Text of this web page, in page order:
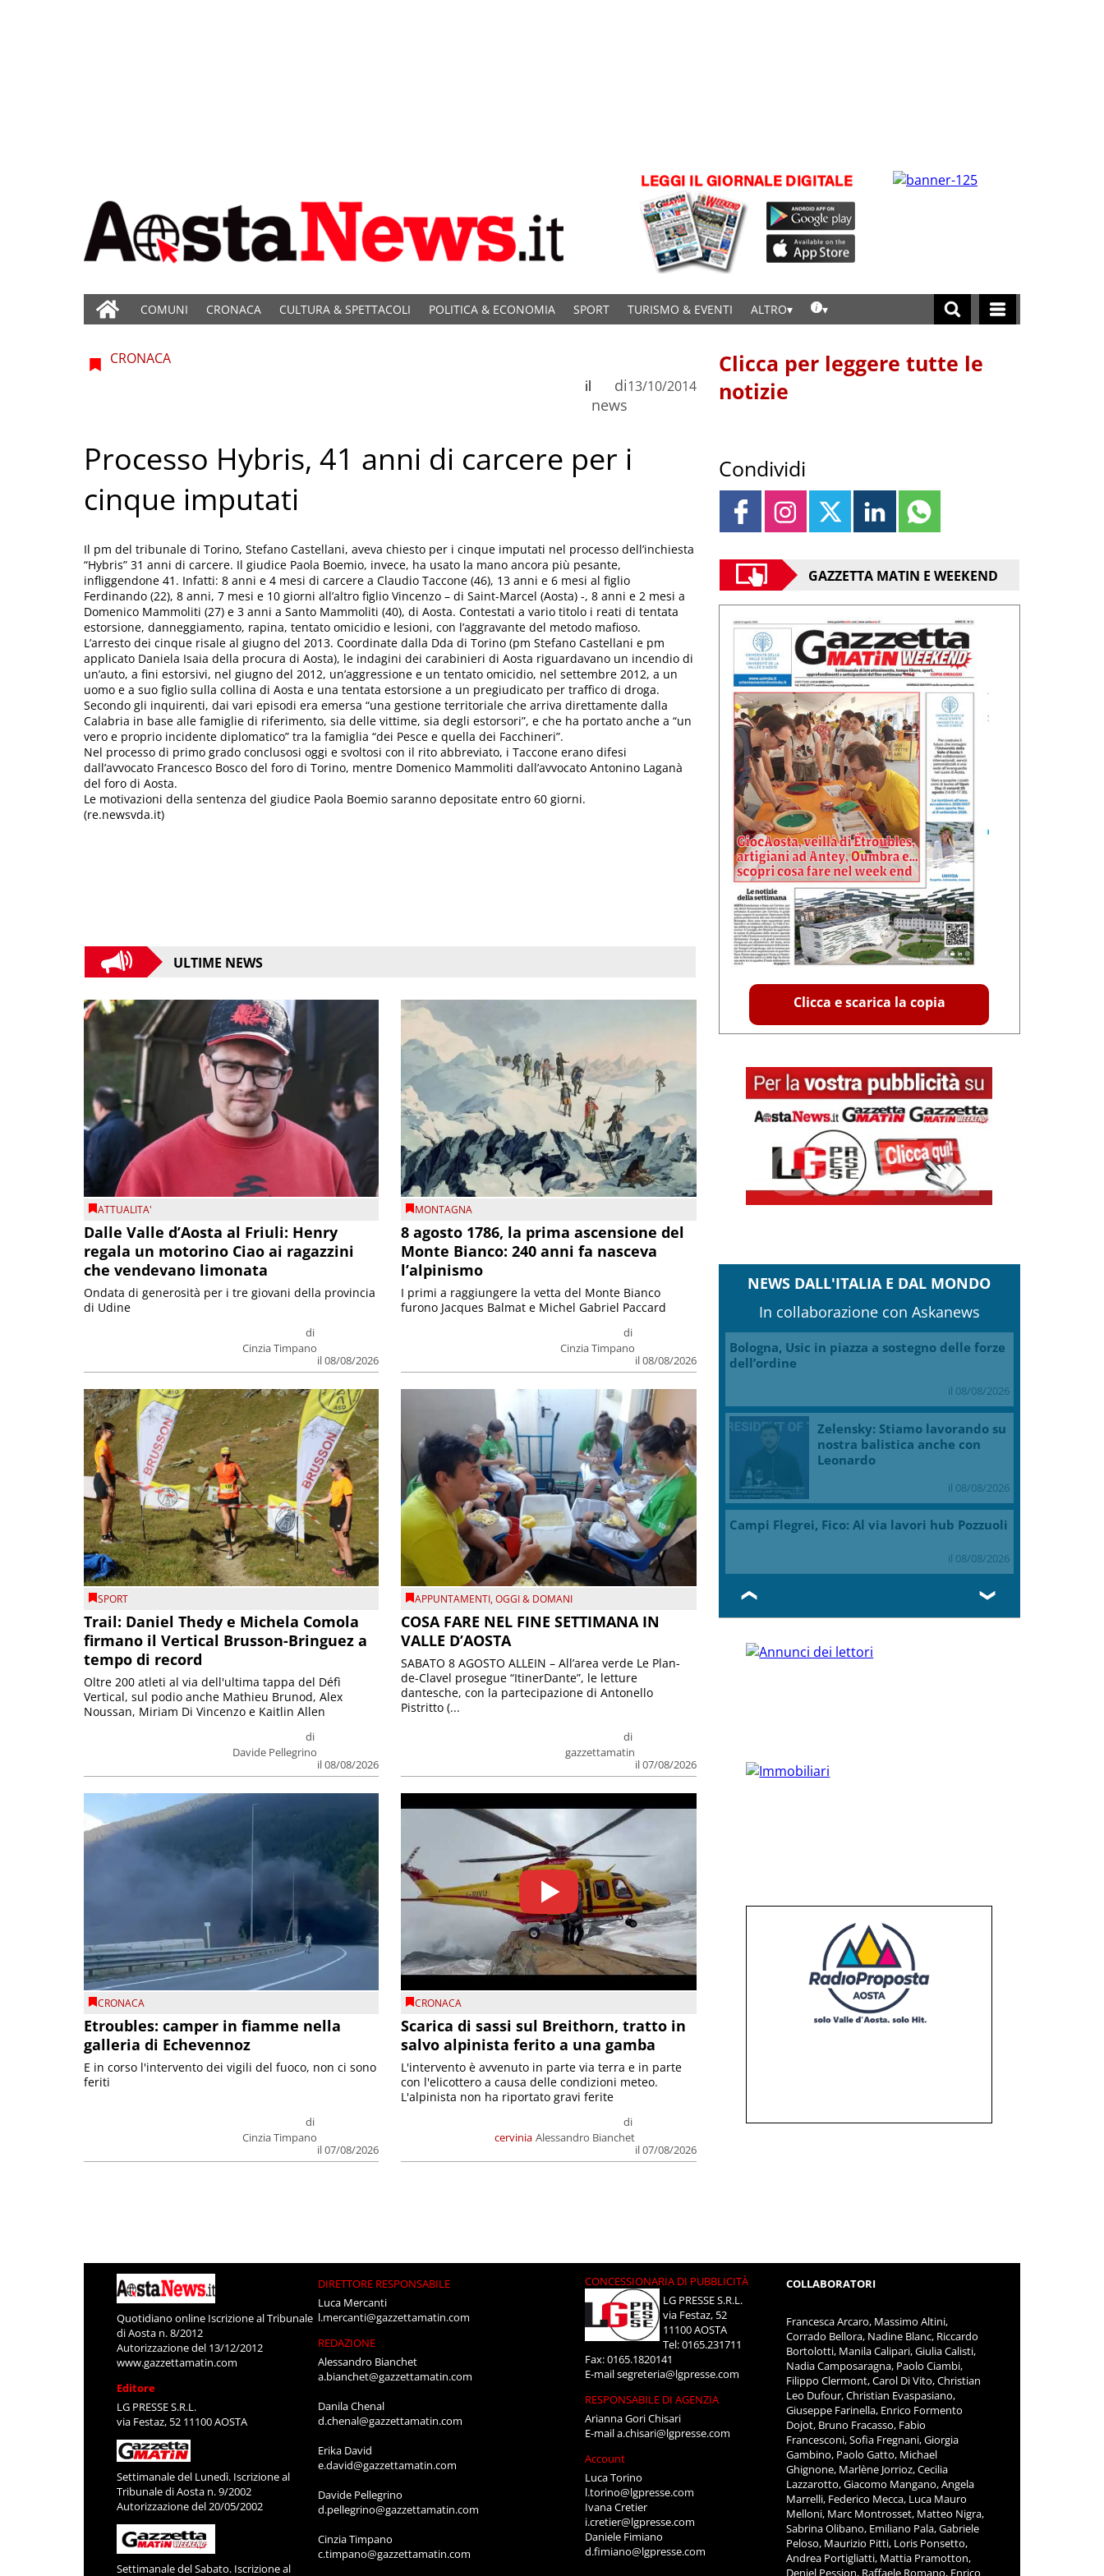
COMUNI CRONACA CULTURA & SPETTACOLI POLITICA & ECONOMIA SPORT TURISMO & EVENTI ALTRO
CRONACA
di
news
il 13/10/2014
Processo Hybris, 41 anni di carcere per i
cinque imputati
Il pm del tribunale di Torino, Stefano Castellani, aveva chiesto per i cinque imputati nel processo dell’inchiesta
“Hybris” 31 anni di carcere. Il giudice Paola Boemio, invece, ha usato la mano ancora più pesante,
infliggendone 41. Infatti: 8 anni e 4 mesi di carcere a Claudio Taccone (46), 13 anni e 6 mesi al figlio
Ferdinando (22), 8 anni, 7 mesi e 10 giorni all’altro figlio Vincenzo – di Saint-Marcel (Aosta) -, 8 anni e 2 mesi a
Domenico Mammoliti (27) e 3 anni a Santo Mammoliti (40), di Aosta. Contestati a vario titolo i reati di tentata
estorsione, danneggiamento, rapina, tentato omicidio e lesioni, con l’aggravante del metodo mafioso.
L’arresto dei cinque risale al giugno del 2013. Coordinate dalla Dda di Torino (pm Stefano Castellani e pm
applicato Daniela Isaia della procura di Aosta), le indagini dei carabinieri di Aosta riguardavano un incendio di
un’auto, a fini estorsivi, nel giugno del 2012, un’aggressione e un tentato omicidio, nel settembre 2012, a un
uomo e a suo figlio sulla collina di Aosta e una tentata estorsione a un pregiudicato per traffico di droga.
Secondo gli inquirenti, dai vari episodi era emersa “una gestione territoriale che arriva direttamente dalla
Calabria in base alle famiglie di riferimento, sia delle vittime, sia degli estorsori”, e che ha portato anche a “un
vero e proprio incidente diplomatico” tra la famiglia “dei Pesce e quella dei Facchineri”.
Nel processo di primo grado conclusosi oggi e svoltosi con il rito abbreviato, i Taccone erano difesi
dall’avvocato Francesco Bosco del foro di Torino, mentre Domenico Mammoliti dall’avvocato Antonino Laganà
del foro di Aosta.
Le motivazioni della sentenza del giudice Paola Boemio saranno depositate entro 60 giorni.
(re.newsvda.it)
ULTIME NEWS
ATTUALITA'
Dalle Valle d’Aosta al Friuli: Henry
regala un motorino Ciao ai ragazzini
che vendevano limonata
di
Cinzia Timpano
il 08/08/2026
Ondata di generosità per i tre giovani della provincia
di Udine
MONTAGNA
8 agosto 1786, la prima ascensione del
Monte Bianco: 240 anni fa nasceva
l’alpinismo
di
Cinzia Timpano
il 08/08/2026
I primi a raggiungere la vetta del Monte Bianco
furono Jacques Balmat e Michel Gabriel Paccard
SPORT
Trail: Daniel Thedy e Michela Comola
firmano il Vertical Brusson-Bringuez a
tempo di record
di
Davide Pellegrino
il 08/08/2026
Oltre 200 atleti al via dell'ultima tappa del Défì
Vertical, sul podio anche Mathieu Brunod, Alex
Noussan, Miriam Di Vincenzo e Kaitlin Allen
APPUNTAMENTI,OGGI & DOMANI
COSA FARE NEL FINE SETTIMANA IN
VALLE D’AOSTA
di
gazzettamatin
il 07/08/2026
SABATO 8 AGOSTO ALLEIN – All’area verde Le Plan-
de-Clavel prosegue “ItinerDante”, le letture
dantesche, con la partecipazione di Antonello
Pistritto (...
CRONACA
Etroubles: camper in fiamme nella
galleria di Echevennoz
di
Cinzia Timpano
il 07/08/2026
E in corso l'intervento dei vigili del fuoco, non ci sono
feriti
CRONACA
Scarica di sassi sul Breithorn, tratto in
salvo alpinista ferito a una gamba
cervinia
di
Alessandro Bianchet
il 07/08/2026
L'intervento è avvenuto in parte via terra e in parte
con l'elicottero a causa delle condizioni meteo.
L'alpinista non ha riportato gravi ferite
Clicca per leggere tutte le
notizie
Condividi
GAZZETTA MATIN E WEEKEND
Clicca e scarica la copia
NEWS DALL'ITALIA E DAL MONDO
In collaborazione con Askanews
Bologna, Usic in piazza a sostegno delle forze
dell’ordine
il 08/08/2026
Zelensky: Stiamo lavorando su
nostra balistica anche con
Leonardo
il 08/08/2026
Campi Flegrei, Fico: Al via lavori hub Pozzuoli
il 08/08/2026
❮ ❯
Quotidiano online Iscrizione al Tribunale
di Aosta n. 8/2012
Autorizzazione del 13/12/2012
www.gazzettamatin.com
Editore
LG PRESSE S.R.L.
via Festaz, 52 11100 AOSTA
Settimanale del Lunedì. Iscrizione al
Tribunale di Aosta n. 9/2002
Autorizzazione del 20/05/2002
Settimanale del Sabato. Iscrizione al
DIRETTORE RESPONSABILE
Luca Mercanti
l.mercanti@gazzettamatin.com
REDAZIONE
Alessandro Bianchet
a.bianchet@gazzettamatin.com
Danila Chenal
d.chenal@gazzettamatin.com
Erika David
e.david@gazzettamatin.com
Davide Pellegrino
d.pellegrino@gazzettamatin.com
Cinzia Timpano
c.timpano@gazzettamatin.com
CONCESSIONARIA DI PUBBLICITÀ
LG PRESSE S.R.L.
via Festaz, 52
11100 AOSTA
Tel: 0165.231711
Fax: 0165.1820141
E-mailsegreteria@lgpresse.com
RESPONSABILE DI AGENZIA
Arianna Gori Chisari
E-maila.chisari@lgpresse.com
Account
Luca Torino
l.torino@lgpresse.com
Ivana Cretier
i.cretier@lgpresse.com
Daniele Fimiano
d.fimiano@lgpresse.com
COLLABORATORI
Francesca Arcaro, Massimo Altini,
Corrado Bellora, Nadine Blanc, Riccardo
Bortolotti, Manila Calipari, Giulia Calisti,
Nadia Camposaragna, Paolo Ciambi,
Filippo Clermont, Carol Di Vito, Christian
Leo Dufour, Christian Evaspasiano,
Giuseppe Farinella, Enrico Formento
Dojot, Bruno Fracasso, Fabio
Francesconi, Sofia Fregnani, Giorgia
Gambino, Paolo Gatto, Michael
Ghignone, Marlène Jorrioz, Cecilia
Lazzarotto, Giacomo Mangano, Angela
Marrelli, Federico Mecca, Luca Mauro
Melloni, Marc Montrosset, Matteo Nigra,
Sabrina Olibano, Emiliano Pala, Gabriele
Peloso, Maurizio Pitti, Loris Ponsetto,
Andrea Portigliatti, Mattia Pramotton,
Deniel Pession, Raffaele Romano, Enrico